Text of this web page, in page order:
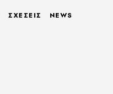
ΣΧΕΣΕΙΣ NEWS